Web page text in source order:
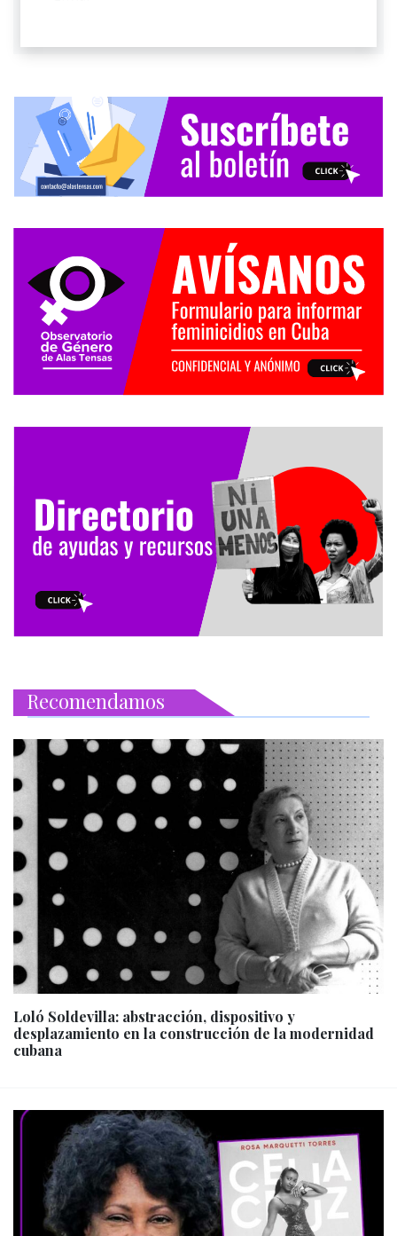
Recomendamos
Loló Soldevilla: abstracción, dispositivo y
desplazamiento en la construcción de la modernidad
cubana